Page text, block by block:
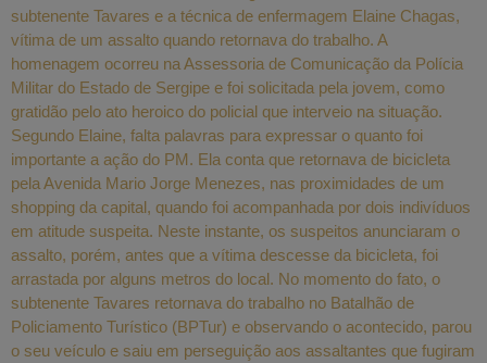
subtenente Tavares e a técnica de enfermagem Elaine Chagas,
vítima de um assalto quando retornava do trabalho. A
homenagem ocorreu na Assessoria de Comunicação da Polícia
Militar do Estado de Sergipe e foi solicitada pela jovem, como
gratidão pelo ato heroico do policial que interveio na situação.
Segundo Elaine, falta palavras para expressar o quanto foi
importante a ação do PM. Ela conta que retornava de bicicleta
pela Avenida Mario Jorge Menezes, nas proximidades de um
shopping da capital, quando foi acompanhada por dois indivíduos
em atitude suspeita. Neste instante, os suspeitos anunciaram o
assalto, porém, antes que a vítima descesse da bicicleta, foi
arrastada por alguns metros do local. No momento do fato, o
subtenente Tavares retornava do trabalho no Batalhão de
Policiamento Turístico (BPTur) e observando o acontecido, parou
o seu veículo e saiu em perseguição aos assaltantes que fugiram